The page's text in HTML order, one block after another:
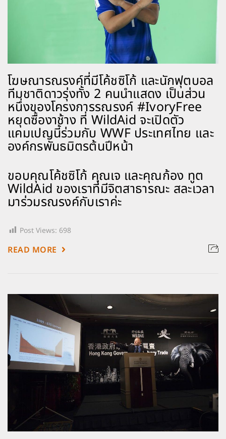
โฆษณารณรงค์ที่มีโค้ชซิโก้ และนักฟุตบอล
ทีมชาติดาวรุ่งทั้ง 2 คนนำแสดง เป็นส่วน
หนึ่งของโครงการรณรงค์ #IvoryFree
หยุดซื้องาช้าง ที่ WildAid จะเปิดตัว
แคมเปญนี้ร่วมกับ WWF ประเทศไทย และ
องค์กรพันธมิตรต้นปีหน้า
ขอบคุณโค้ชซิโก้ คุณเจ และคุณก้อง ทูต
WildAid ของเราที่มีจิตสาธารณะ สละเวลา
มาร่วมรณรงค์กับเราค่ะ
Post Views: 698
READ MORE